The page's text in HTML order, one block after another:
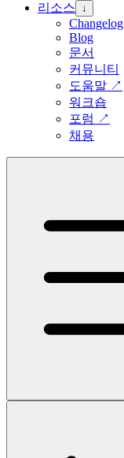
리소스
↓
Changelog
Blog
문서
커뮤니티
도움말 ↗
워크숍
포럼 ↗
채용